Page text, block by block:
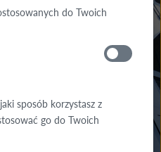
do Twoich
sposób korzystasz z
go do Twoich